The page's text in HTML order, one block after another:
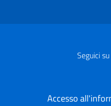
Seguici su
Accesso